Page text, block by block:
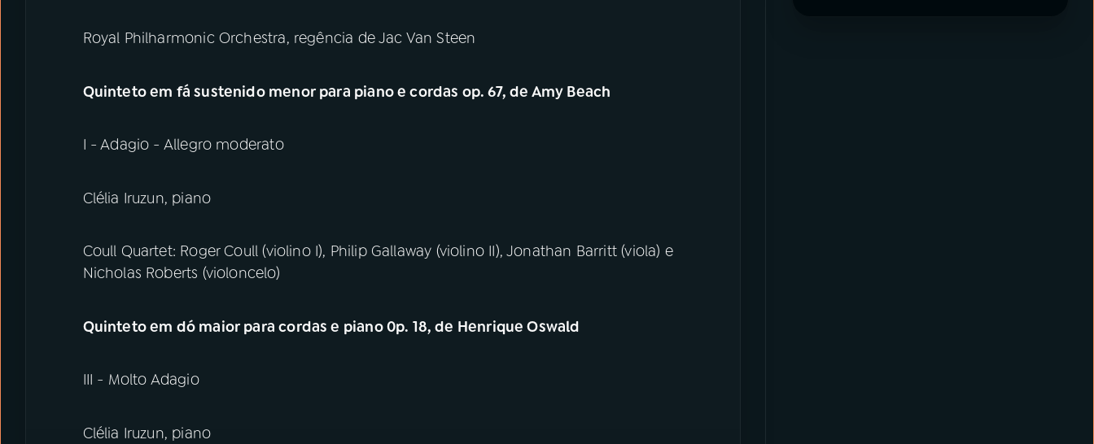
Royal Philharmonic Orchestra, regência de Jac Van Steen
Quinteto em fá sustenido menor para piano e cordas op. 67, de Amy Beach
I - Adagio - Allegro moderato
Clélia Iruzun, piano
Coull Quartet: Roger Coull (violino I), Philip Gallaway (violino II), Jonathan Barritt (viola) e
Nicholas Roberts (violoncelo)
Quinteto em dó maior para cordas e piano 0p. 18, de Henrique Oswald
III - Molto Adagio
Clélia Iruzun, piano